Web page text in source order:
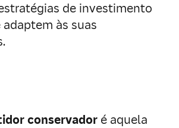
de investimento
às suas
conservador é aquela